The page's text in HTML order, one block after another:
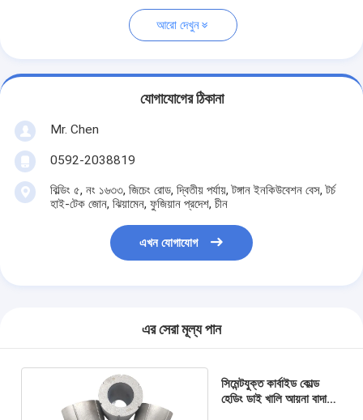
আরো দেখুন
যোগাযোগের ঠিকানা
Mr. Chen
0592-2038819
বিল্ডিং ৫, নং ১৬৩৩, জিচেং রোড, দ্বিতীয় পর্যায়, টঙ্গান ইনকিউবেশন বেস, টর্চ
হাই-টেক জোন, ঝিয়ামেন, ফুজিয়ান প্রদেশ, চীন
এখন যোগাযোগ
এর সেরা মূল্য পান
সিমেন্টযুক্ত কার্বাইড কোল্ড
হেডিং ডাই খালি আয়না বাদাম